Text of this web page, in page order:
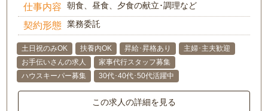
仕事内容 朝食、昼食、夕食の献立･調理など
契約形態 業務委託
土日祝のみOK 扶養内OK 昇給･昇格あり
主婦･主夫歓迎
お手伝いさんの求人
家事代行スタッフ募集
ハウスキーパー募集
30代･40代･50代活躍中
この求人の詳細を見る